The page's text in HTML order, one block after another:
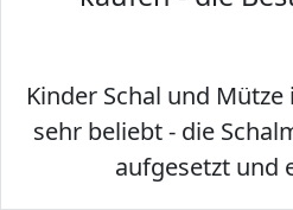
Kinder Schal und
sehr beliebt - die
aufgesetzt und